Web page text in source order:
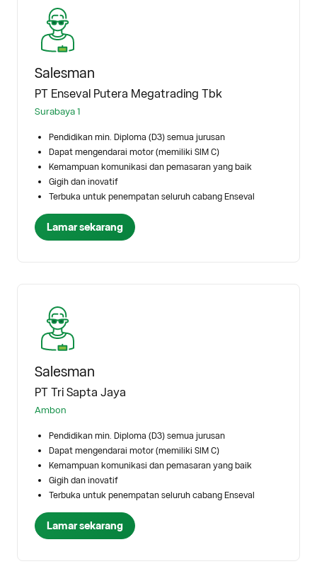
Salesman
PT Enseval Putera Megatrading Tbk
Surabaya 1
Pendidikan min. Diploma (D3) semua jurusan
Dapat mengendarai motor (memiliki SIM C)
Kemampuan komunikasi dan pemasaran yang baik
Gigih dan inovatif
Terbuka untuk penempatan seluruh cabang Enseval
Lamar sekarang
Salesman
PT Tri Sapta Jaya
Ambon
Pendidikan min. Diploma (D3) semua jurusan
Dapat mengendarai motor (memiliki SIM C)
Kemampuan komunikasi dan pemasaran yang baik
Gigih dan inovatif
Terbuka untuk penempatan seluruh cabang Enseval
Lamar sekarang